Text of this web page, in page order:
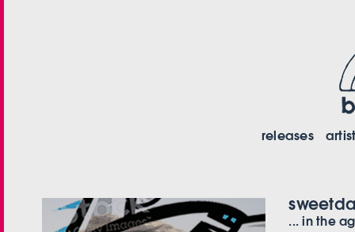
releases
... in the